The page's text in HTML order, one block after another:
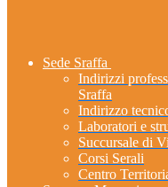
Sede Sraffa
Indirizzi
Sraffa
Indirizzo
Laboratori e
Succursale di
Corsi Serali
Centro